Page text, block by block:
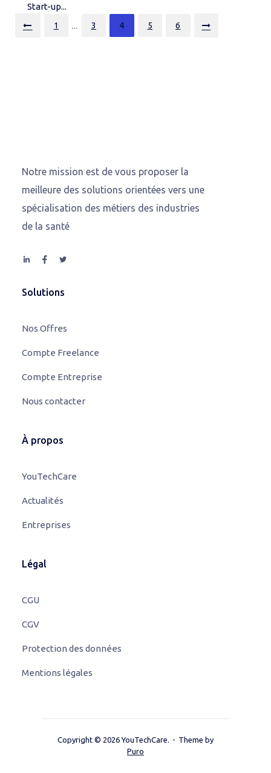
Start-up...
Posts
1 … 3 4 5 6
Notre mission est de vous proposer la
meilleure des solutions orientées vers une
spécialisation des métiers des industries
de la santé
Solutions
Nos Offres
Compte Freelance
Compte Entreprise
Nous contacter
À propos
YouTechCare
Actualités
Entreprises
Légal
CGU
CGV
Protection des données
Mentions légales
Copyright © 2026 YouTechCare.
Theme by
Puro